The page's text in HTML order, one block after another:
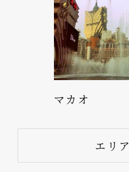
マカオ
エリ